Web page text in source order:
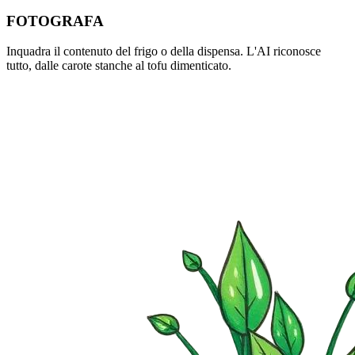
FOTOGRAFA
Inquadra il contenuto del frigo o della dispensa. L'AI riconosce
tutto, dalle carote stanche al tofu dimenticato.